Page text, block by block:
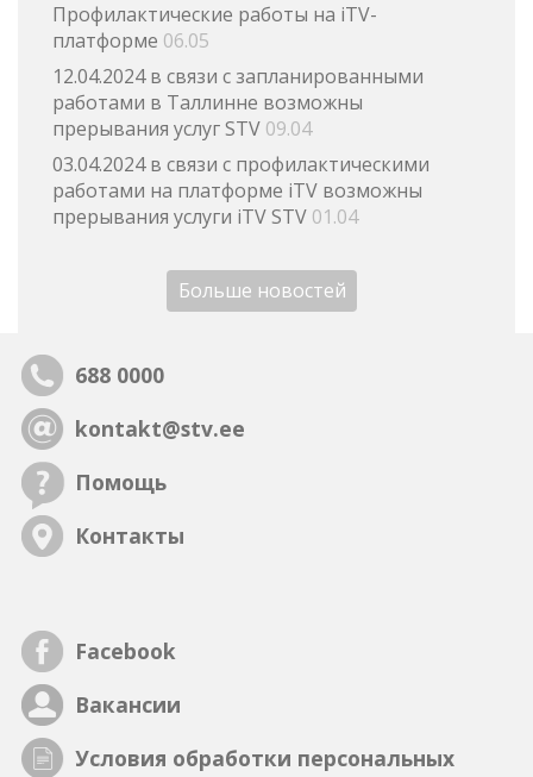
Профилактические работы на iTV-
платформе 06.05
12.04.2024 в связи с запланированными
работами в Таллинне возможны
прерывания услуг STV 09.04
03.04.2024 в связи с профилактическими
работами на платформе iTV возможны
прерывания услуги iTV STV 01.04
Больше новостей
688 0000
kontakt@stv.ee
Помощь
Контакты
Facebook
Вакансии
Условия обработки персональных